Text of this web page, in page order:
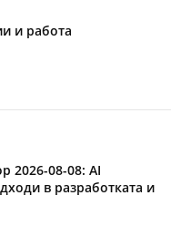
и работа
2026-08-08: AI
в разработката и